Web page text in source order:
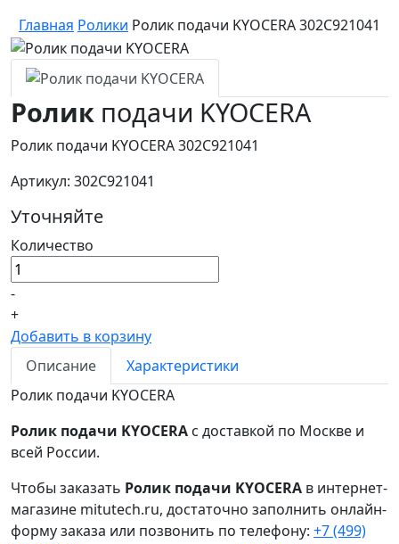
Главная Ролики Ролик подачи KYOCERA 302C921041
Ролик подачи KYOCERA
Ролик подачи KYOCERA 302C921041
Артикул: 302C921041
Уточняйте
Количество
-
+
Добавить в корзину
Описание
Характеристики
Ролик подачи KYOCERA
Ролик подачи KYOCERA с доставкой по Москве и
всей России.
Чтобы заказать Ролик подачи KYOCERA в интернет-
магазине mitutech.ru, достаточно заполнить онлайн-
форму заказа или позвонить по телефону: +7 (499)